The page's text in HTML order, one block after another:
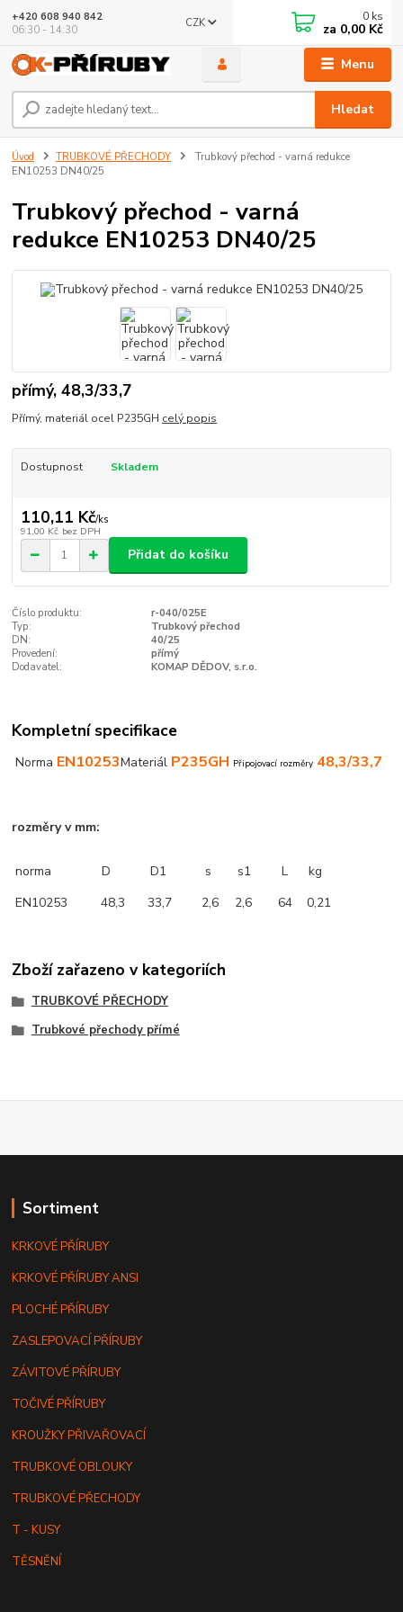
Menu
CZK
Hledat
+420 608 940 842
06:30 - 14:30
0 ks
za 0,00 Kč
Úvod TRUBKOVÉ PŘECHODY
Trubkový přechod - varná redukce
EN10253 DN40/25
Trubkový přechod - varná
redukce EN10253 DN40/25
přímý, 48,3/33,7
Přímý, materiál ocel P235GH celý popis
Dostupnost Skladem
110,11 Kč/ks
91,00 Kč bez DPH
Přidat do košíku
Číslo produktu:
r-040/025E
Typ:
Trubkový přechod
DN:
40/25
Provedení:
přímý
Dodavatel:
KOMAP DĚDOV, s.r.o.
Kompletní specifikace
Norma EN10253Materiál P235GH Připojovací rozměry 48,3/33,7
rozměry v mm:
norma D D1 s s1 L
kg
EN10253
48,3 33,7 2,6 2,6 64 0,21
Zboží zařazeno v kategoriích
TRUBKOVÉ PŘECHODY
Trubkové přechody přímé
Sortiment
KRKOVÉ PŘÍRUBY
KRKOVÉ PŘÍRUBY ANSI
PLOCHÉ PŘÍRUBY
ZASLEPOVACÍ PŘÍRUBY
ZÁVITOVÉ PŘÍRUBY
TOČIVÉ PŘÍRUBY
KROUŽKY PŘIVAŘOVACÍ
TRUBKOVÉ OBLOUKY
TRUBKOVÉ PŘECHODY
T - KUSY
TĚSNĚNÍ